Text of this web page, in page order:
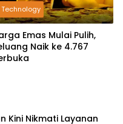
Technology
Emas Mulai Pulih,
Naik ke 4.767
Kini Nikmati Layanan